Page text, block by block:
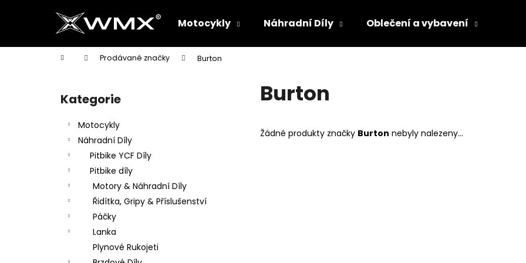
Motocykly Náhradní Díly Oblečení a vybavení
Domů Prodávané značky Burton
Přeskočit
kategorie
Kategorie
Motocykly
Náhradní Díly
Pitbike YCF Díly
Pitbike díly
Motory & Náhradní Díly
Řidítka, Gripy & Příslušenství
Páčky
Lanka
Plynové Rukojeti
Burton
Žádné produkty značky Burton nebyly nalezeny...
í
Zpět
do
Zpět
do